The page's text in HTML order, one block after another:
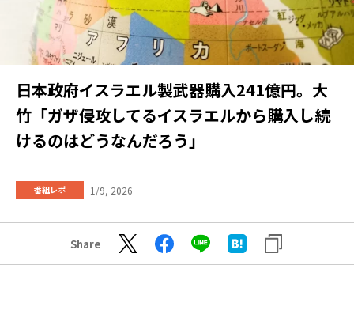
日本政府イスラエル製武器購入241億円。大
竹「ガザ侵攻してるイスラエルから購入し続
けるのはどうなんだろう」
番組レポ 1/9, 2026
Share